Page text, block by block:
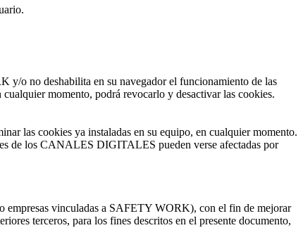
y/o no deshabilita en su navegador el funcionamiento de las
momento, podrá revocarlo y desactivar las cookies.
las cookies ya instaladas en su equipo, en cualquier momento.
de los CANALES DIGITALES pueden verse afectadas por
empresas vinculadas a SAFETY WORK), con el fin de mejorar
terceros, para los fines descritos en el presente documento,